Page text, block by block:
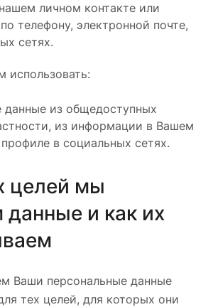
личном контакте или
телефону, электронной почте,
сетях.
данные из общедоступных
из информации в Вашем
в социальных сетях.
целей мы
и как их
Ваши персональные данные
тех целей, для которых они